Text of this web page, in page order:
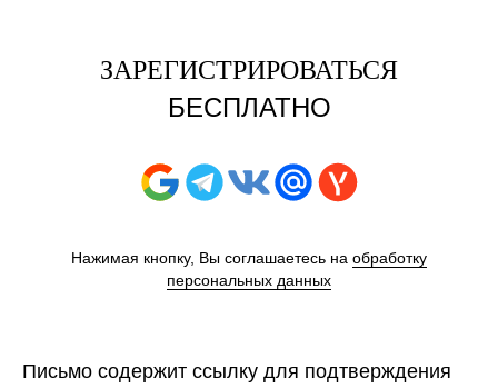
ЗАРЕГИСТРИРОВАТЬСЯ
БЕСПЛАТНО
Нажимая кнопку, Вы соглашаетесь на обработку
персональных данных
Письмо содержит ссылку для подтверждения